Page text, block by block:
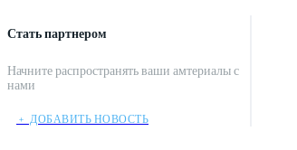
Стать партнером
Начните распространять ваши амтериалы с
нами
﹢ ДОБАВИТЬ НОВОСТЬ